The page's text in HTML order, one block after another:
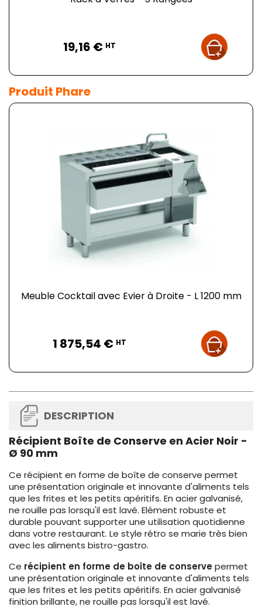
19,16 € HT
Produit Phare
Meuble Cocktail avec Evier à Droite - L 1200 mm
1 875,54 € HT
DESCRIPTION
Récipient Boîte de Conserve en Acier Noir -
Ø 90 mm
Ce récipient en forme de boîte de conserve permet
une présentation originale et innovante d'aliments tels
que les frites et les petits apéritifs. En acier galvanisé,
ne rouille pas lorsqu'il est lavé. Elément robuste et
durable pouvant supporter une utilisation quotidienne
dans votre restaurant. Le style rétro se marie très bien
avec les aliments bistro-gastro.
Ce récipient en forme de boîte de conservepermet
une présentation originale et innovante d'aliments tels
que les frites et les petits apéritifs. En acier galvanisé
finition brillante, ne rouille pas lorsqu'il est lavé.